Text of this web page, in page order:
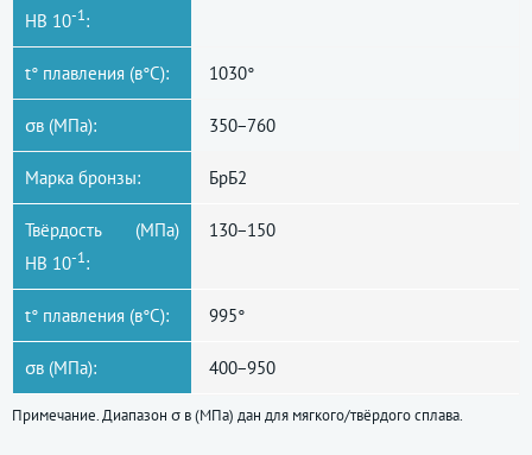
НВ 10-1:
t° плавления (в°С): 1030°
σв (МПа): 350−760
Марка бронзы: БрБ2
Твёрдость (МПа)
НВ 10-1:
130−150
t° плавления (в°С): 995°
σв (МПа): 400−950
Примечание. Диапазон σ в (МПа) дан для мягкого/твёрдого сплава.